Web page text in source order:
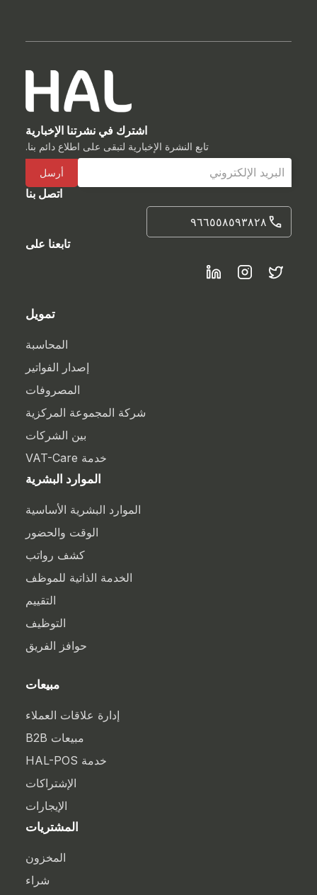
اشترك في نشرتنا الإخبارية
تابع النشرة الإخبارية لتبقى على اطلاع دائم بنا.
اتصل بنا
٩٦٦٥٥٨٥٩٣٨٢٨
تابعنا على
تمويل
المحاسبة
إصدار الفواتير
المصروفات
شركة المجموعة المركزية
بين الشركات
خدمة VAT-Care
الموارد البشرية
الموارد البشرية الأساسية
الوقت والحضور
كشف رواتب
الخدمة الذاتية للموظف
التقييم
التوظيف
حوافز الفريق
مبيعات
إدارة علاقات العملاء
مبيعات B2B
خدمة HAL-POS
الإشتراكات
الإيجارات
المشتريات
المخزون
شراء